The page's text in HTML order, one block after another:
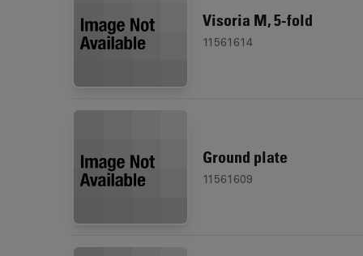
Visoria M, 5-fold
11561614
Ground plate
11561609